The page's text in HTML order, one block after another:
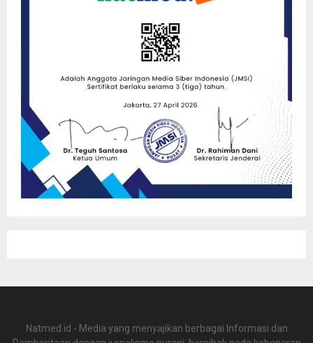
Natmed.id - Media yang menyajikan berbagai Informasi dan